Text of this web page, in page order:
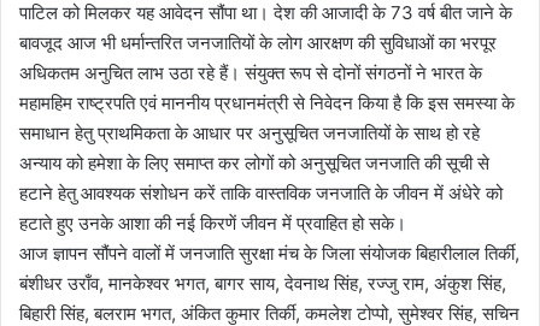
पाटिल को मिलकर यह आवेदन सौंपा था। देश की आजादी के 73 वर्ष बीत जाने के
बावजूद आज भी धर्मान्तरित जनजातियों के लोग आरक्षण की सुविधाओं का भरपूर
अधिकतम अनुचित लाभ उठा रहे हैं। संयुक्त रूप से दोनों संगठनों ने भारत के
महामहिम राष्ट्रपति एवं माननीय प्रधानमंत्री से निवेदन किया है कि इस समस्या के
समाधान हेतु प्राथमिकता के आधार पर अनुसूचित जनजातियों के साथ हो रहे
अन्याय को हमेशा के लिए समाप्त कर लोगों को अनुसूचित जनजाति की सूची से
हटाने हेतु आवश्यक संशोधन करें ताकि वास्तविक जनजाति के जीवन में अंधेरे को
हटाते हुए उनके आशा की नई किरणें जीवन में प्रवाहित हो सके।
आज ज्ञापन सौंपने वालों में जनजाति सुरक्षा मंच के जिला संयोजक बिहारीलाल तिर्की,
बंशीधर उराँव, मानकेश्वर भगत, बागर साय, देवनाथ सिंह, रज्जु राम, अंकुश सिंह,
बिहारी सिंह, बलराम भगत, अंकित कुमार तिर्की, कमलेश टोप्पो, सुमेश्वर सिंह, सचिन